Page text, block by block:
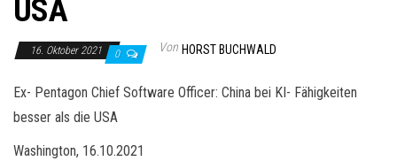
USA
16. Oktober 2021 0 Von HORST BUCHWALD
Ex- Pentagon Chief Software Officer: China bei KI- Fähigkeiten
besser als die USA
Washington, 16.10.2021